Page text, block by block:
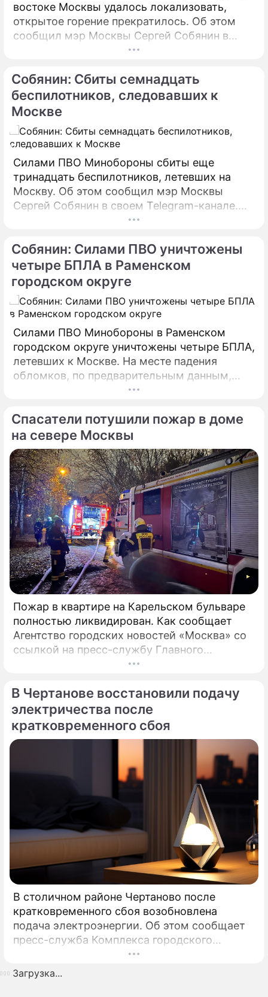
востоке Москвы удалось локализовать,
открытое горение прекратилось. Об этом
сообщил мэр Москвы Сергей Собянин в
своем Telegram-канале. По его словам, в
предпринимаются все меры по ликвидации
пожара.
Собянин: Сбиты семнадцать
беспилотников, следовавших к
Москве
Силами ПВО Минобороны сбиты еще
тринадцать беспилотников, летевших на
Москву. Об этом сообщил мэр Москвы
Сергей Собянин в своем Telegram-канале.
БПЛА уничтожены в городских округах
Собянин: Силами ПВО уничтожены
четыре БПЛА в Раменском
городском округе
Силами ПВО Минобороны в Раменском
городском округе уничтожены четыре БПЛА,
летевших к Москве. На месте падения
обломков, по предварительным данным,
разрушений и пострадавших нет. На месте
Спасатели потушили пожар в доме
на севере Москвы
Пожар в квартире на Карельском бульваре
полностью ликвидирован. Как сообщает
Агентство городских новостей «Москва» со
ссылкой на пресс-службу Главного
управления МЧС России по столице,
В Чертанове восстановили подачу
электричества после
кратковременного сбоя
В столичном районе Чертаново после
кратковременного сбоя возобновлена
подача электроэнергии. Об этом сообщает
пресс-служба Комплекса городского
хозяйства Москвы. Информация о том, что
энергоснабжение в Чертанове
осуществляется в штатном режиме,
Загрузка...